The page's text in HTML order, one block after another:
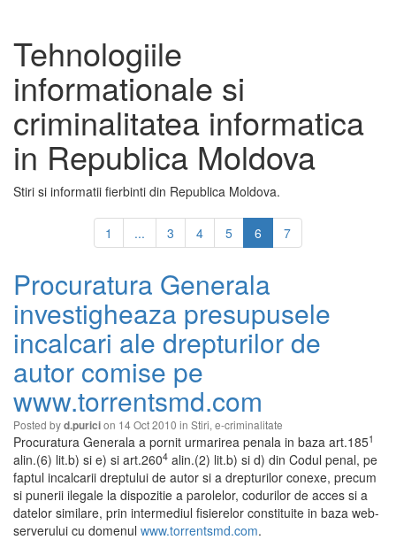
Tehnologiile
informationale si
criminalitatea informatica
in Republica Moldova
Stiri si informatii fierbinti din Republica Moldova.
1 ... 3 4 5 6 7
Procuratura Generala
investigheaza presupusele
incalcari ale drepturilor de
autor comise pe
www.torrentsmd.com
Posted byd.puricion 14 Oct 2010 in Stiri, e-criminalitate
Procuratura Generala a pornit urmarirea penala in baza art.1851
alin.(6) lit.b) si e) si art.2604 alin.(2) lit.b) si d) din Codul penal, pe
faptul incalcarii dreptului de autor si a drepturilor conexe, precum
si punerii ilegale la dispozitie a parolelor, codurilor de acces si a
datelor similare, prin intermediul fisierelor constituite in baza web-
serverului cu domenul www.torrentsmd.com.